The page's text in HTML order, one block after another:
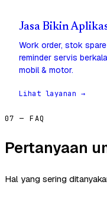
Jasa Bikin
Work order, stok
reminder servis
mobil & motor.
Lihat layanan →
07 — FAQ
Pertanyaan
Hal yang sering